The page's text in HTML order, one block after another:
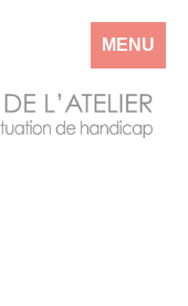
MENU